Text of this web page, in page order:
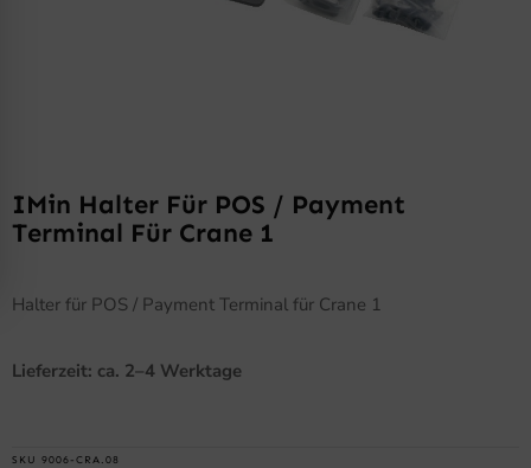
IMin Halter Für POS / Payment
Terminal Für Crane 1
Halter für POS / Payment Terminal für Crane 1
Lieferzeit: ca. 2–4 Werktage
SKU 9006-CRA.08